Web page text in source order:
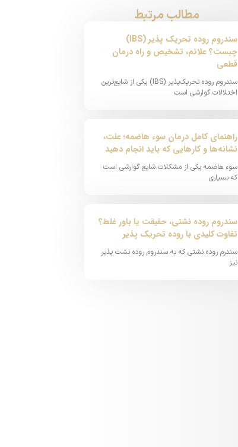
مطالب مرتبط
سندروم روده تحریک پذیر (IBS)
چیست؟ علائم، تشخیص و راه درمان
قطعی
سندروم روده تحریک‌پذیر (IBS) یکی از شایع‌ترین
اختلالات گوارشی است
راهنمای کامل درمان سوء هاضمه؛ علت،
نشانه‌ها و کارهایی که باید انجام دهید
سوء هاضمه یکی از مشکلات شایع گوارشی است
که بسیاری
سندروم روده نشتی، حقیقت یا باور غلط؟
تفاوت کلیدی با روده تحریک پذیر
سندرم روده نشتی که به سندروم روده نشت پذیر
نیز